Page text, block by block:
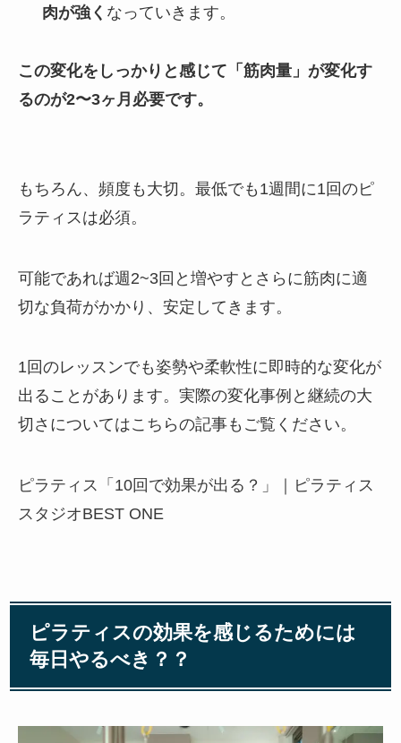
肉が強く なっていきます。
この変化をしっかりと感じて「筋肉量」が変化す
るのが2〜3ヶ月必要です。
もちろん、頻度も大切。最低でも1週間に1回のピ
ラティスは必須。
可能であれば週2~3回と増やすとさらに筋肉に適
切な負荷がかかり、安定してきます。
1回のレッスンでも姿勢や柔軟性に即時的な変化が
出ることがあります。実際の変化事例と継続の大
切さについてはこちらの記事もご覧ください。
ピラティス「10回で効果が出る？」
ピラティス
スタジオBEST ONE
ピラティスの効果を感じるためには
毎日やるべき？？